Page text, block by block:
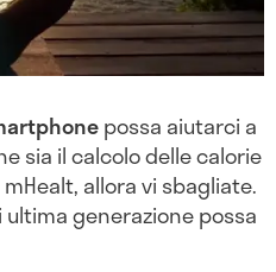
possa aiutarci a
sia il calcolo delle calorie
allora vi sbagliate.
ultima generazione possa